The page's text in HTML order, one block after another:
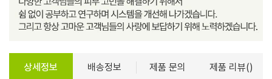
상세정보 배송정보 제품 문의 제품 리뷰()